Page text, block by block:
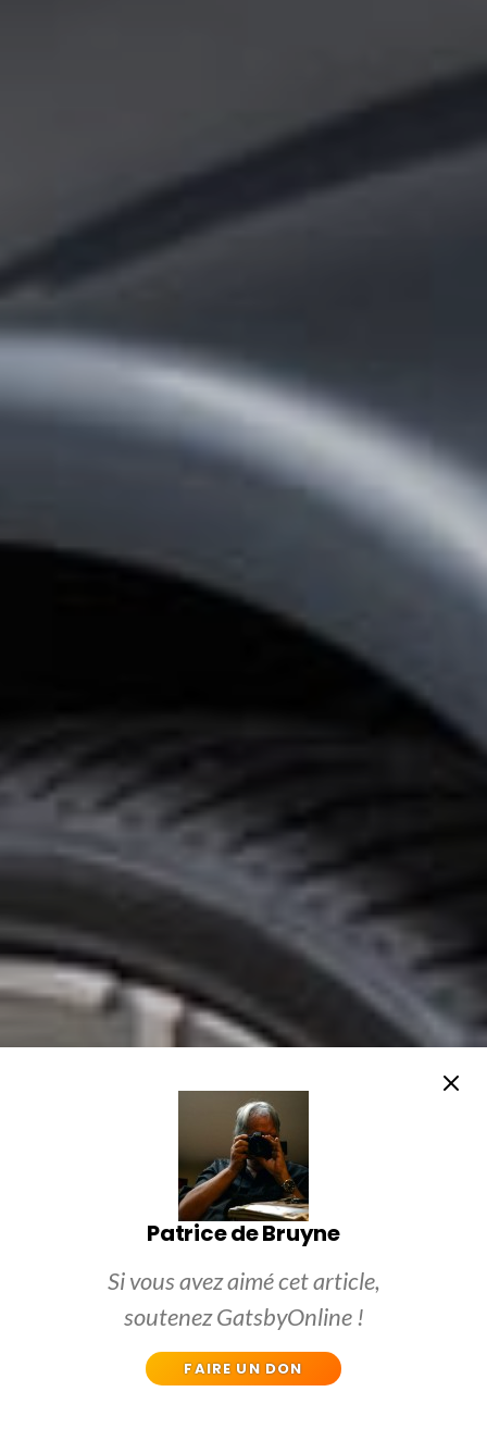
Patrice de Bruyne
Si vous avez aimé cet article,
soutenez GatsbyOnline !
FAIRE UN DON